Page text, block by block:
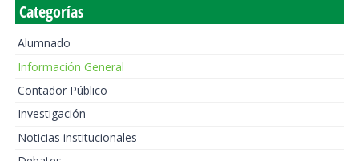
Categorías
Alumnado
Información General
Contador Público
Investigación
Noticias institucionales